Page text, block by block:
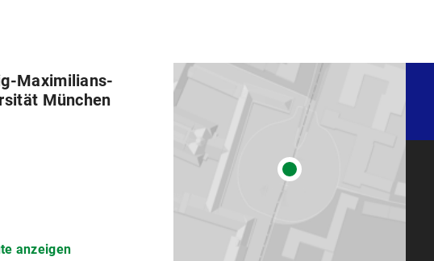
Maximilians-
München
anzeigen